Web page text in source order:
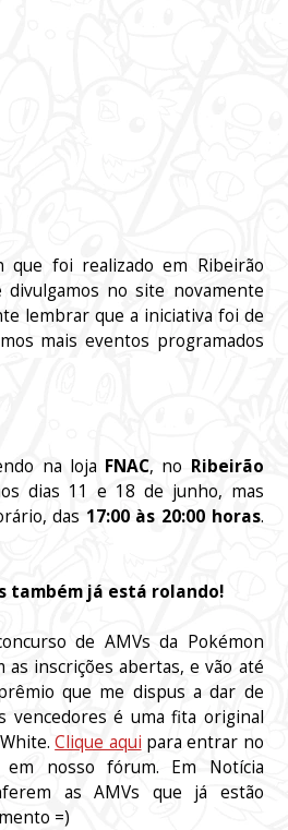
que foi realizado em Ribeirão
no site novamente
lembrar que a iniciativa foi de
mais eventos programados
na loja FNAC, no Ribeirão
dias 11 e 18 de junho, mas
das 17:00 às 20:00 horas.
também já está rolando!
de AMVs da Pokémon
as inscrições abertas, e vão até
que me dispus a dar de
vencedores é uma fita original
Clique aqui para entrar no
em nosso fórum. Em Notícia
as AMVs que já estão
=)